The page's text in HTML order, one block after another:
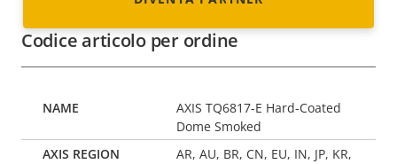
Codice articolo per ordine
AXIS TQ6817-E Hard-Coated
Dome Smoked
AR, AU, BR, CN, EU, IN, JP, KR,